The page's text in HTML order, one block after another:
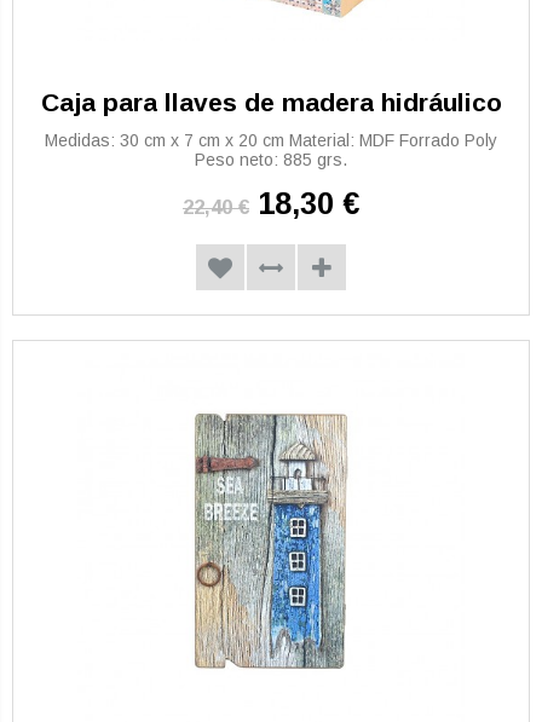
Caja para llaves de madera hidráulico
Medidas: 30 cm x 7 cm x 20 cm Material: MDF Forrado Poly
Peso neto: 885 grs.
22,40 € 18,30 €